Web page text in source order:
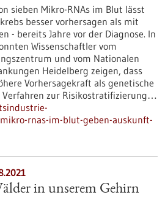
sieben Mikro-RNAs im Blut lässt
besser vorhersagen als mit
- bereits Jahre vor der Diagnose. In
Wissenschaftler vom
und vom Nationalen
Heidelberg zeigen, dass
Vorhersagekraft als genetische
Verfahren zur Risikostratifizierung…
rnas-im-blut-geben-auskunft-
in unserem Gehirn